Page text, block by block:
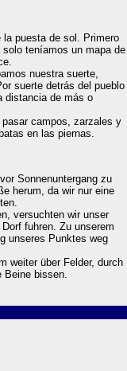
puesta de sol. Primero
teníamos un mapa de
nuestra suerte,
suerte detrás del pueblo
distancia de más o
campos, zarzales y
en las piernas.
Sonnenuntergang zu
herum, da wir nur eine
versuchten wir unser
fuhren. Zu unserem
unseres Punktes weg
weiter über Felder, durch
bissen.